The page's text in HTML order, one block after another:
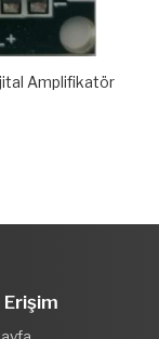
Amplifikatör
Erişim